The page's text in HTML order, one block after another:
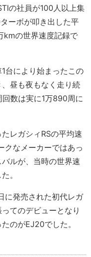
の社員が100人以上集
ーボが叩き出した平
kmの世界速度記録で
台により始まったこの
昼も夜もなく走り続
数は実に1万890周に
レガシィRSの平均速
なメーカーではあっ
ルが、当時の世界速
。
に発売された初代レガ
てのデビューとなり
のがEJ20でした。